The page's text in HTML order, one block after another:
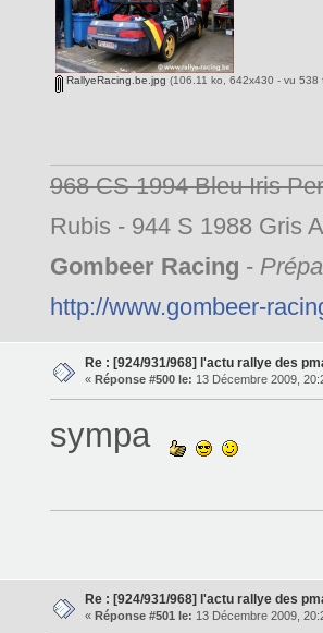
RallyeRacing.be.jpg (106.11 ko, 642x430 - vu 538
968 CS 1994 Bleu Iris
Rubis - 944 S 1988 Gris
Gombeer Racing -
http://www.gombeer-
Re : [924/931/968] l'actu rallye des
« Réponse #500 le: 13 Décembre 2009,
sympa
Re : [924/931/968] l'actu rallye des
« Réponse #501 le: 13 Décembre 2009,